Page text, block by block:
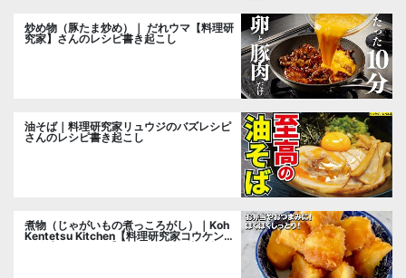
炒め物（豚たま炒め）｜ だれウマ【料理研
究家】さんのレシピ書き起こし
油そば｜料理研究家リュウジのバズレシピ
さんのレシピ書き起こし
煮物（じゃがいもの煮っころがし）｜Koh
Kentetsu Kitchen【料理研究家コウケンテ